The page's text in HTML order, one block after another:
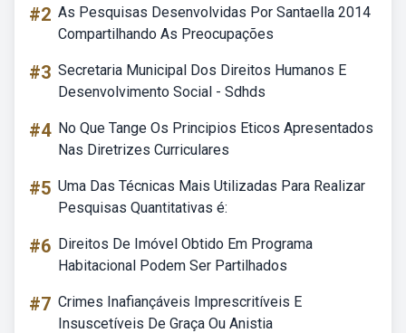
#2 As Pesquisas Desenvolvidas Por Santaella 2014
Compartilhando As Preocupações
#3 Secretaria Municipal Dos Direitos Humanos E
Desenvolvimento Social - Sdhds
#4 No Que Tange Os Principios Eticos Apresentados
Nas Diretrizes Curriculares
#5 Uma Das Técnicas Mais Utilizadas Para Realizar
Pesquisas Quantitativas é:
#6 Direitos De Imóvel Obtido Em Programa
Habitacional Podem Ser Partilhados
#7 Crimes Inafiançáveis Imprescritíveis E
Insuscetíveis De Graça Ou Anistia